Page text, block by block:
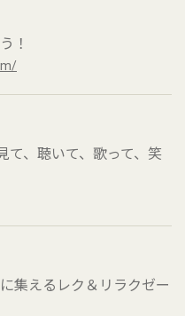
！
て、聴いて、歌って、笑
集えるレク＆リラクゼー